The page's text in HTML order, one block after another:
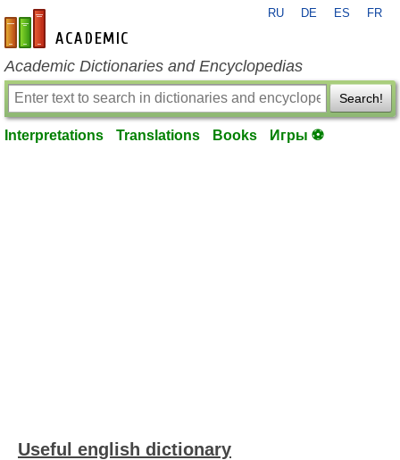
en-academic.com
RU DE ES FR
Academic Dictionaries and Encyclopedias
Search!
Interpretations Translations Books Игры ⚽
Useful english dictionary